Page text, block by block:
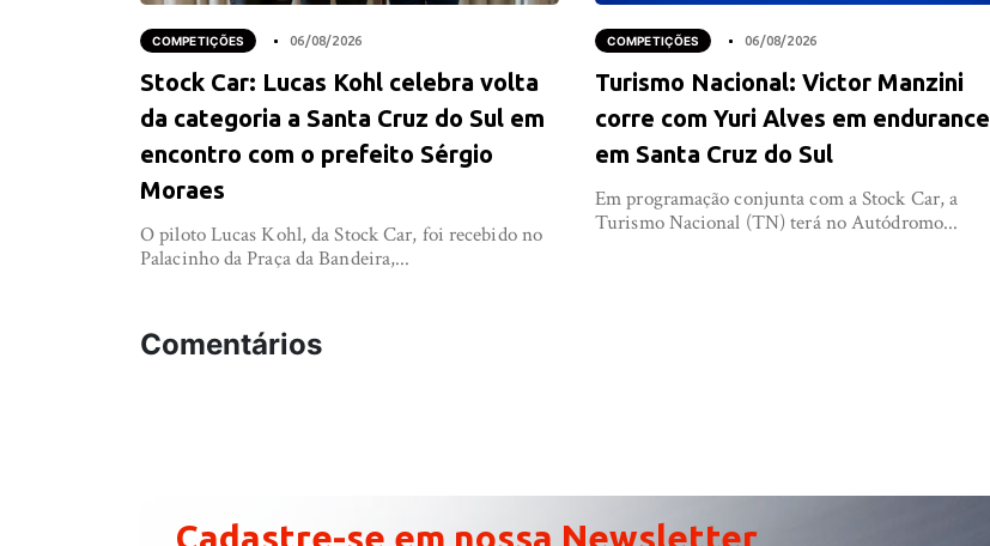
COMPETIÇÕES 06/08/2026
Stock Car: Lucas Kohl celebra volta
da categoria a Santa Cruz do Sul em
encontro com o prefeito Sérgio
Moraes
O piloto Lucas Kohl, da Stock Car, foi recebido no
Palacinho da Praça da Bandeira,...
COMPETIÇÕES 06/08/2026
Turismo Nacional: Victor Manzini
corre com Yuri Alves em endurance
em Santa Cruz do Sul
Em programação conjunta com a Stock Car, a
Turismo Nacional (TN) terá no Autódromo...
Comentários
Cadastre-se em nossa Newsletter